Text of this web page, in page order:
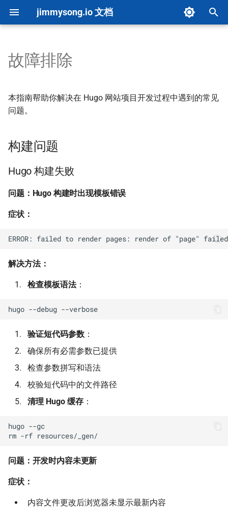
jimmysong.io 文档
入
以
始
索
文档首页
快速开始
内容创建
内容类型指南
Front Matter CMS
AI 资源指南
Marp 幻灯片创作
贡献指南
总览
B 站视频
子页面列表
思维导图全屏
本地 Marp 幻灯片嵌入
问答系统
内容分析
自动化
图片优化
液态玻璃风格
术语表单页
高级功能
懒加载
章节卡片
播客节目栏
自定义图标用法
首页滚动动画
环境设置
架构概览
Cloudflare Pages 构建优化
Hugo 缓存策略
Cloudflare Tunnel
Book 分区配置
横幅生成工具
文档自动化
资源状态组件用法
PDF 图书导出器
图片转 WebP
导出到微信公众号草稿
基于 n8n 的 PDF 翻译器
Marker PDF 翻译
DeepWiki 转 Markdown
AI 资源标签同步
AI 资源数据库更新
Worker)
环境配置
标题字典结构
AI 原生全景图 (ai-oss-rank)
评分系统
同步指南
图片上传
upload-images 默认行为
Markdown 头尾处理
OSS 页面文档
构建问题
Hugo 构建失败
内容问题
Markdown 渲染异常
图片与媒体问题
性能问题
构建速度慢
运行时性能问题
开发环境问题
AI 决策栏测试
AI 评分驱动测试
故障排除
本指南帮助你解决在 Hugo 网站项目开发过程中遇到的常见
问题。
构建问题
Hugo 构建失败
问题：Hugo 构建时出现模板错误
症状：
解决方法：
检查模板语法：
hugo --debug
验证短代码参数 ：
确保所有必需参数已提供
检查参数拼写和语法
校验短代码中的文件路径
清理 Hugo 缓存 ：
hugo --gc
rm -rf
问题：开发时内容未更新
症状：
内容文件更改后浏览器未显示最新内容